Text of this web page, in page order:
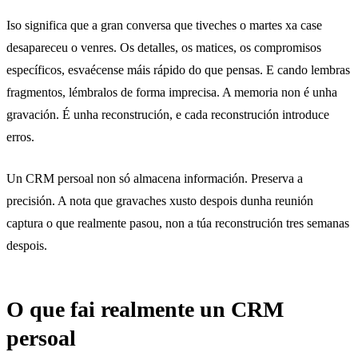
Iso significa que a gran conversa que tiveches o martes xa case
desapareceu o venres. Os detalles, os matices, os compromisos
específicos, esvaécense máis rápido do que pensas. E cando lembras
fragmentos, lémbralos de forma imprecisa. A memoria non é unha
gravación. É unha reconstrución, e cada reconstrución introduce
erros.
Un CRM persoal non só almacena información. Preserva a
precisión. A nota que gravaches xusto despois dunha reunión
captura o que realmente pasou, non a túa reconstrución tres semanas
despois.
O que fai realmente un CRM
persoal